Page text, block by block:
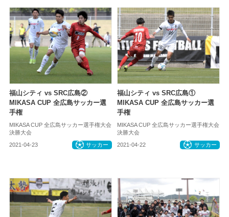
福山シティ vs SRC広島②
MIKASA CUP 全広島サッカー選
手権
MIKASA CUP 全広島サッカー選手権大会
決勝大会
2021-04-23 サッカー
福山シティ vs SRC広島①
MIKASA CUP 全広島サッカー選
手権
MIKASA CUP 全広島サッカー選手権大会
決勝大会
2021-04-22 サッカー